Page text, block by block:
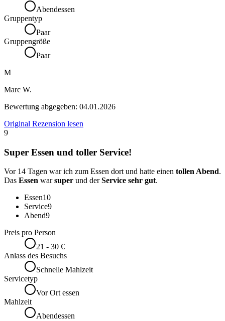
Abendessen
Gruppentyp
Paar
Gruppengröße
Paar
M
Marc W.
Bewertung abgegeben: 04.01.2026
Original Rezension lesen
9
Super Essen und toller Service!
Vor 14 Tagen war ich zum Essen dort und hatte einen tollen Abend.
Das Essen warsuper und derService sehr gut.
Essen10
Service9
Abend9
Preis pro Person
21 - 30 €
Anlass des Besuchs
Schnelle Mahlzeit
Servicetyp
Vor Ort essen
Mahlzeit
Abendessen